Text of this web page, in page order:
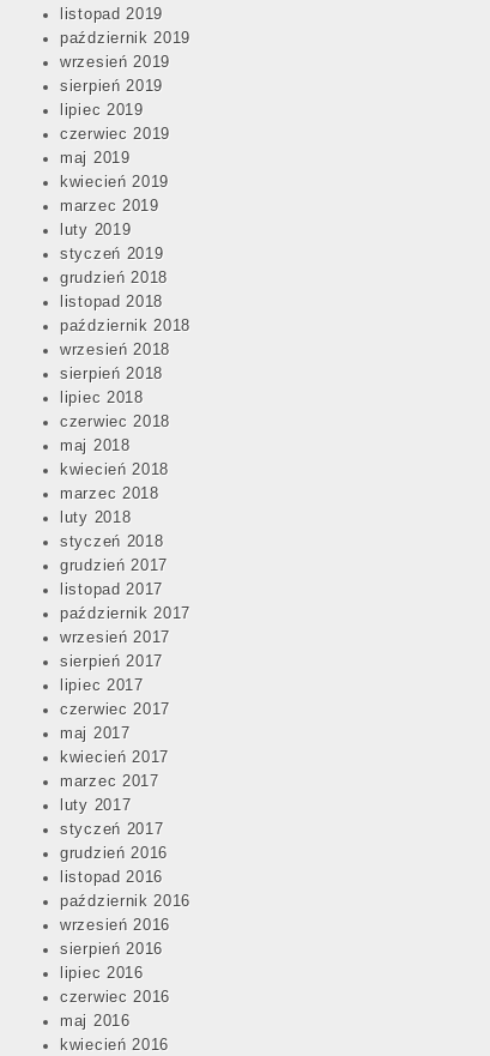
listopad 2019
październik 2019
wrzesień 2019
sierpień 2019
lipiec 2019
czerwiec 2019
maj 2019
kwiecień 2019
marzec 2019
luty 2019
styczeń 2019
grudzień 2018
listopad 2018
październik 2018
wrzesień 2018
sierpień 2018
lipiec 2018
czerwiec 2018
maj 2018
kwiecień 2018
marzec 2018
luty 2018
styczeń 2018
grudzień 2017
listopad 2017
październik 2017
wrzesień 2017
sierpień 2017
lipiec 2017
czerwiec 2017
maj 2017
kwiecień 2017
marzec 2017
luty 2017
styczeń 2017
grudzień 2016
listopad 2016
październik 2016
wrzesień 2016
sierpień 2016
lipiec 2016
czerwiec 2016
maj 2016
kwiecień 2016